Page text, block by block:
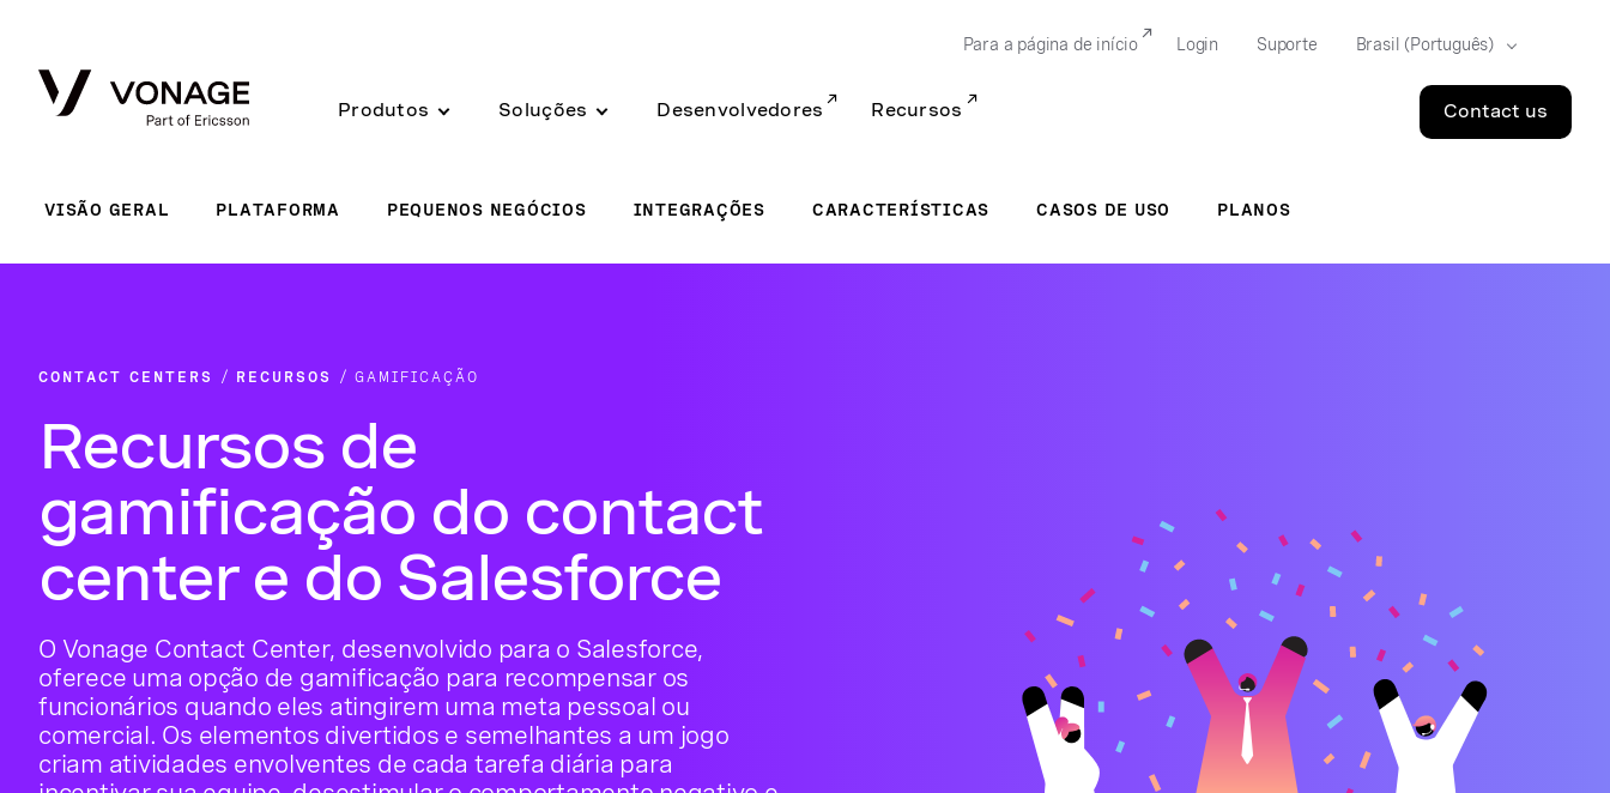
Produtos Soluções Desenvolvedores Recursos Contact us
Para a página de início Login Suporte
VISÃO GERAL PLATAFORMA PEQUENOS NEGÓCIOS INTEGRAÇÕES CARACTERÍSTICAS CASOS DE USO PLANOS
CONTACT CENTERS RECURSOS GAMIFICAÇÃO
Recursos de
gamificação do contact
center e do Salesforce
O Vonage Contact Center, desenvolvido para o Salesforce,
oferece uma opção de gamificação para recompensar os
funcionários quando eles atingirem uma meta pessoal ou
comercial. Os elementos divertidos e semelhantes a um jogo
criam atividades envolventes de cada tarefa diária para